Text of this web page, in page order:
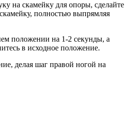
на скамейку для опоры, сделайте
полностью выпрямляя
положении на 1-2 секунды, а
в исходное положение.
делая шаг правой ногой на